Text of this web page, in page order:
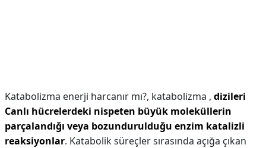
Katabolizma enerji harcanır mı?, katabolizma , dizileri
Canlı hücrelerdeki nispeten büyük moleküllerin
parçalandığı veya bozundurulduğu enzim katalizli
reaksiyonlar. Katabolik süreçler sırasında açığa çıkan